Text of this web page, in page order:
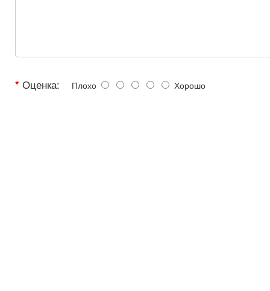
Оценка: Плохо Хорошо